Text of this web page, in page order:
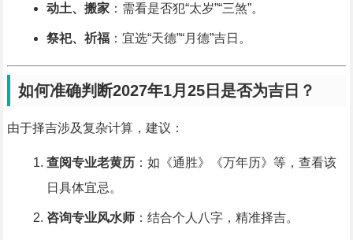
动土、搬家：需看是否犯“太岁”“三煞”。
祭祀、祈福：宜选“天德”“月德”吉日。
如何准确判断2027年1月25日是否为吉日？
由于择吉涉及复杂计算，建议：
查阅专业老黄历：如《通胜》《万年历》等，查看该
日具体宜忌。
咨询专业风水师：结合个人八字，精准择吉。